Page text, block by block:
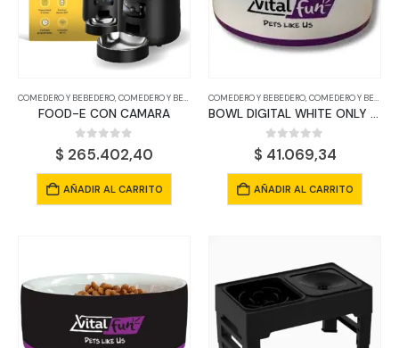
pueden
elegir
en
de
COMEDERO Y BEBEDERO,COMEDERO Y BEBEDERO
FOOD-E CON CAMARA
0out of 5
$ 265.402,40
AÑADIR AL CARRITO
COMEDERO Y BEBEDERO,COMEDERO Y BEBEDERO
0out of 5
$ 41.069,34
AÑADIR AL CARRITO